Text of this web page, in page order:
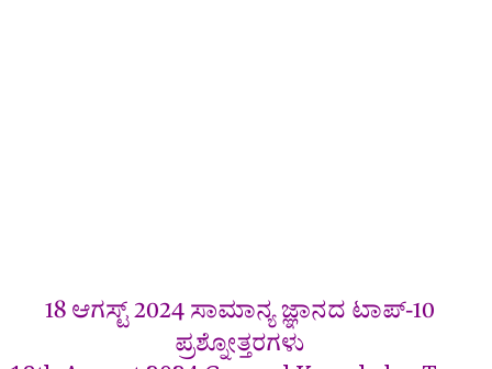
18 ಆಗಸ್ಟ್ 2024 ಸಾಮಾನ್ಯ ಜ್ಞಾನದ ಟಾಪ್-10
ಪ್ರಶ್ನೋತ್ತರಗಳು